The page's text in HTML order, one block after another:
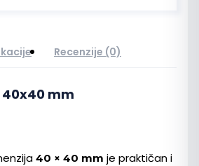
Recenzije (0)
40x40 mm
40 × 40 mm je praktičan i